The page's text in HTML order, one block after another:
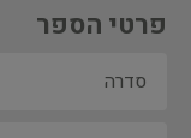
פרטי הספר